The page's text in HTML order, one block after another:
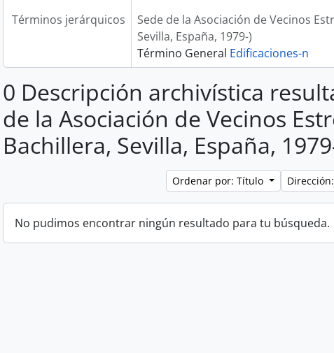
Términos jerárquicos
Sede de la Asociación de Vecinos
Sevilla, España, 1979-)
Término General Edificaciones-n
0 Descripción archivística
de la Asociación de Vecinos
Bachillera, Sevilla, España,
Ordenar por: Título
No pudimos encontrar ningún resultado para tu búsqueda.